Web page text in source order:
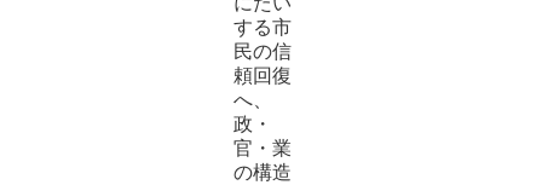
する市
民の信
頼回復
へ、
政・
官・業
の構造